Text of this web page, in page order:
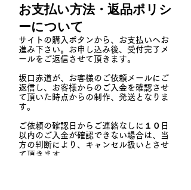
お支払い方法・返品ポリシ
ーについて
サイトの購入ボタンから、お支払いへお
進み下さい。お申し込み後、受付完了メ
ールをご返信させて頂きます。
坂口赤道が、お客様のご依頼メールにご
返信し、お客様からのご入金を確認させ
て頂いた時点からの制作、発送となりま
す。
ご依頼の確認日からご連絡なしに１０日
以内のご入金が確認できない場合は、当
方の判断により、キャンセル扱いとさせ
て頂きます。